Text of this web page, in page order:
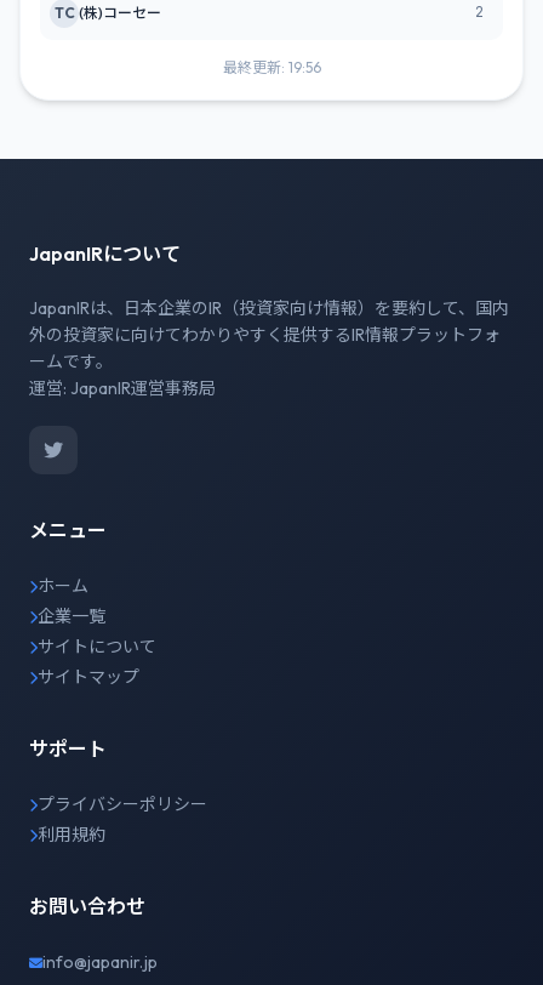
TC (株)コーセー 2
最終更新: 19:56
JapanIRについて
JapanIRは、日本企業のIR（投資家向け情報）を要約して、国内
外の投資家に向けてわかりやすく提供するIR情報プラットフォ
ームです。
運営: JapanIR運営事務局
メニュー
ホーム
企業一覧
サイトについて
サイトマップ
サポート
プライバシーポリシー
利用規約
お問い合わせ
info@japanir.jp